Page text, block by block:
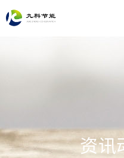
资讯